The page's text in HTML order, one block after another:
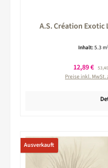
A.S. Création Exotic
Inhalt:5.3
12,89 €
Preise inkl.
Ausverkauft